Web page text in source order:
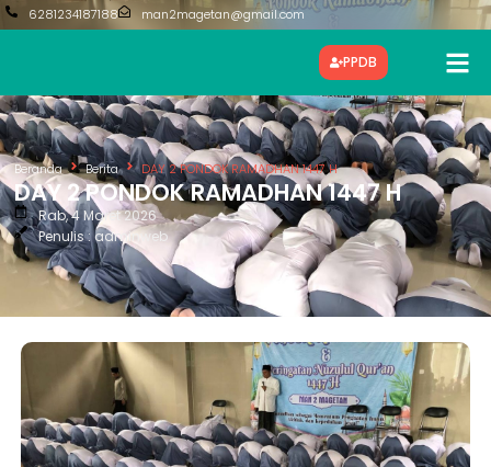
6281234187188 man2magetan@gmail.com
PPDB
Beranda Berita DAY 2 PONDOK RAMADHAN 1447 H
DAY 2 PONDOK RAMADHAN 1447 H
Rab, 4 Maret 2026
Penulis : adminweb